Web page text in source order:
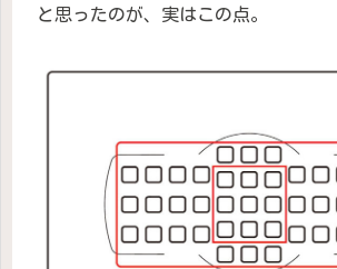
と思ったのが、実はこの点。